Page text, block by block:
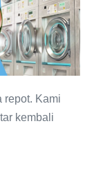
repot. Kami
kembali